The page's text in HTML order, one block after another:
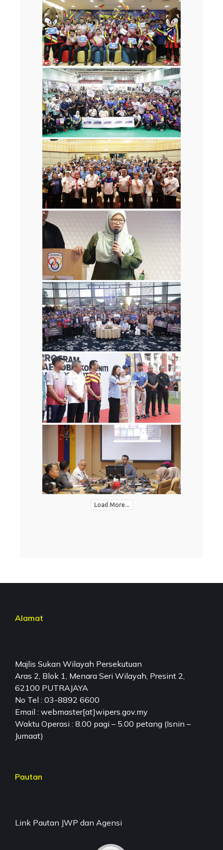
Load More...
Alamat
Majlis Sukan Wilayah Persekutuan
Aras 2, Blok 1, Menara Seri Wilayah, Presint 2,
62100 PUTRAJAYA
No Tel : 03-8892 6600
Email : webmaster[at]wipers.gov.my
Waktu Operasi : 8.00 pagi – 5.00 petang (Isnin –
Jumaat)
Pautan
Link Pautan JWP dan Agensi